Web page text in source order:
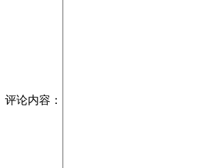
评论内容：